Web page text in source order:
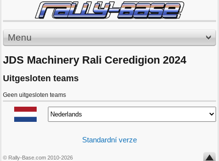
Menu
JDS Machinery Rali Ceredigion 2024
Uitgesloten teams
Geen uitgesloten teams
Standardní verze
© Rally-Base.com 2010-2026